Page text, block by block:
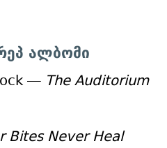
ალბომი
— The Auditorium
Bites Never Heal